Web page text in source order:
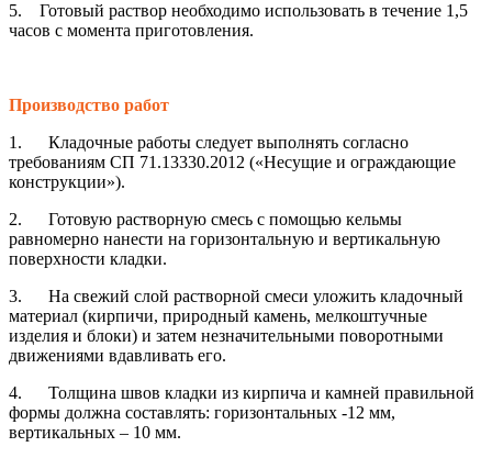
5. Готовый раствор необходимо использовать в течение 1,5
часов с момента приготовления.
Производство работ
1. Кладочные работы следует выполнять согласно
требованиям СП 71.13330.2012 («Несущие и ограждающие
конструкции»).
2. Готовую растворную смесь с помощью кельмы
равномерно нанести на горизонтальную и вертикальную
поверхности кладки.
3. На свежий слой растворной смеси уложить кладочный
материал (кирпичи, природный камень, мелкоштучные
изделия и блоки) и затем незначительными поворотными
движениями вдавливать его.
4. Толщина швов кладки из кирпича и камней правильной
формы должна составлять: горизонтальных -12 мм,
вертикальных – 10 мм.